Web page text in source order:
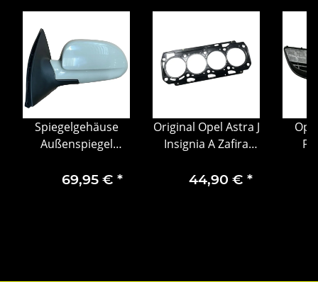
Spiegelgehäuse
Außenspiegel
links Astra Corsa
69,95 € *
Original Opel Astra J
Insignia A Zafira
55574906
44,90 € *